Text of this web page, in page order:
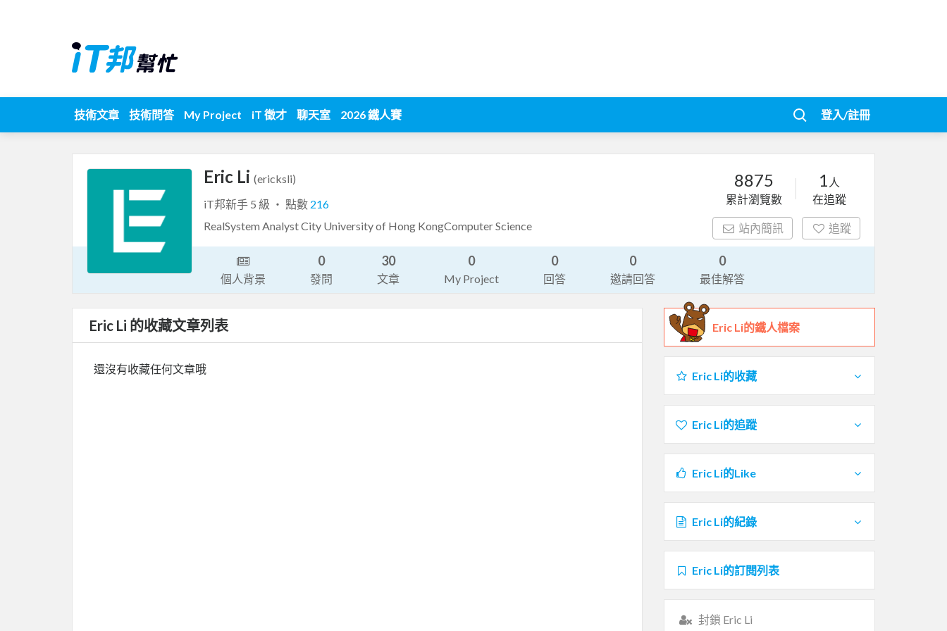
技術文章 技術問答 My Project iT 徵才 聊天室 2026 鐵人賽 登入/註冊
Eric Li (ericksli)
iT邦新手 5 級 ‧ 點數 216
RealSystem Analyst City University of Hong KongComputer Science
8875
累計瀏覽數
1 人
在追蹤
站內簡訊 追蹤
個人背景
0
發問
30
文章
0
My Project
0
回答
0
邀請回答
0
最佳解答
Eric Li 的收藏文章列表
還沒有收藏任何文章哦
Eric Li的鐵人檔案
Eric Li的收藏
Eric Li的追蹤
Eric Li的Like
Eric Li的紀錄
Eric Li的訂閱列表
封鎖 Eric Li